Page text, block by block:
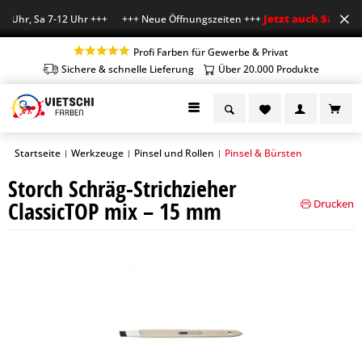
Uhr, Sa 7-12 Uhr +++ +++ Neue Öffnungszeiten +++Jetzt auch Sa
Profi Farben für Gewerbe & Privat
Sichere & schnelle Lieferung
Über 20.000 Produkte
Startseite | Werkzeuge | Pinsel und Rollen | Pinsel & Bürsten
Storch Schräg-Strichzieher
ClassicTOP mix – 15 mm Drucken